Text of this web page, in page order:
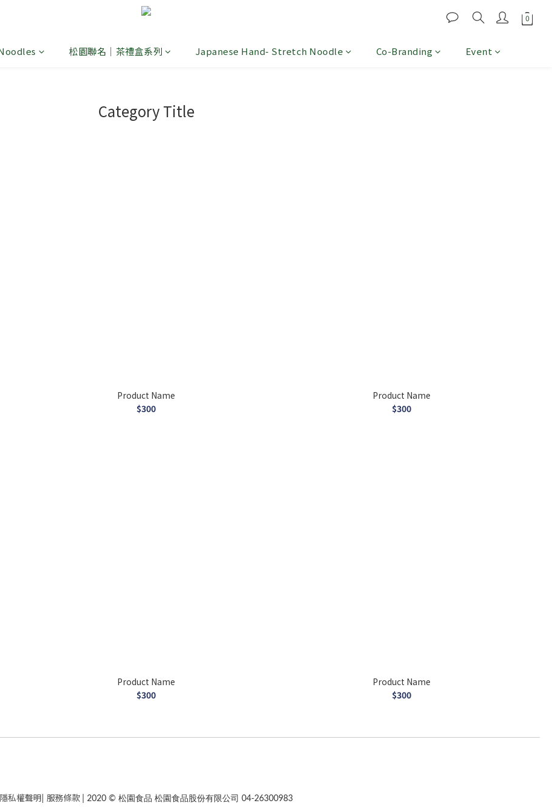
松園聯名｜茶禮盒系列 Japanese Hand- Stretch Noodle Co-Branding Event
Category Title
Product Name
$300
Product Name
$300
Product Name
$300
Product Name
$300
隱私權聲明 服務條款 | 2020 © 松園食品 松園食品股份有限公司 04-26300983